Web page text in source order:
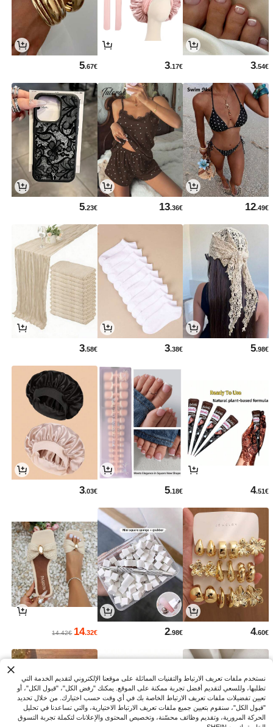
3.54€
3.17€
5.67€
12.49€
13.36€
5.23€
5.98€
3.38€
3.58€
4.51€
5.18€
3.03€
4.60€
2.98€
14.32€
14.42€
نستخدم ملفات تعريف الارتباط والتقنيات المماثلة على موقعنا الإلكتروني لتقديم الخدمة التي
تطلبها، وللسعي لتقديم أفضل تجربة ممكنة على الموقع. يمكنك "رفض الكل"، "قبول الكل"، أو
تعيين تفضيلات ملفات تعريف الارتباط الخاصة بك في أي وقت حسب اختيارك. من خلال تحديد
"قبول الكل"، سنقوم بتعيين جميع ملفات تعريف الارتباط الاختيارية، والتي تساعدنا في تحليل
الحركة المرورية، وتقديم وظائف محسّنة، وتخصيص المحتوى والإعلانات لتكملة تجربة التسوق